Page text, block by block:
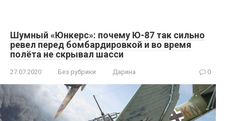
Шумный «Юнкерс»: почему Ю-87 так сильно
ревел перед бомбардировкой и во время
полёта не скрывал шасси
27.07.2020 Без рубрики Дарина 0